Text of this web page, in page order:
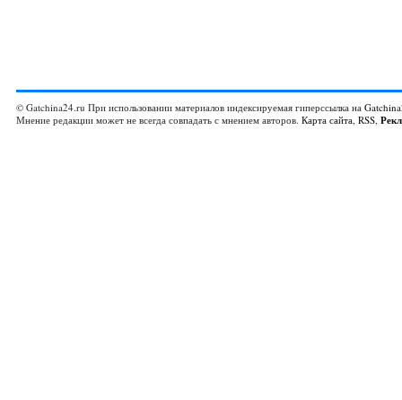
© Gatchina24.ru При использовании материалов индексируемая гиперссылка на
Мнение редакции может не всегда совпадать с мнением авторов. Карта сайта, RSS,